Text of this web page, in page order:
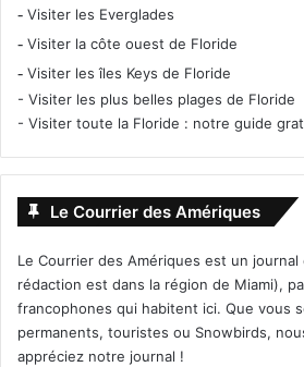
- Visiter les Everglades
- Visiter la côte ouest de Floride
- Visiter les îles Keys de Floride
- Visiter les plus belles plages de Floride
- Visiter toute la Floride : notre guide
Le Courrier des Amériques
Le Courrier des Amériques est un
rédaction est dans la région de Miami),
francophones qui habitent ici. Que vous
permanents, touristes ou Snowbirds,
appréciez notre journal !